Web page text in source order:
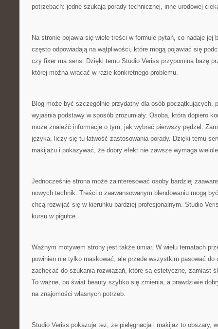
potrzebach: jedne szukają porady technicznej, inne urodowej
Na stronie pojawia się wiele treści w formule pytań, co nadaje jej
często odpowiadają na wątpliwości, które mogą pojawiać się
czy fixer ma sens. Dzięki temu Studio Veriss przypomina bazę
której można wracać w razie konkretnego problemu.
Blog może być szczególnie przydatny dla osób początkujących,
wyjaśnia podstawy w sposób zrozumiały. Osoba, która dopiero
może znaleźć informacje o tym, jak wybrać pierwszy pędzel.
języka, liczy się tu łatwość zastosowania porady. Dzięki temu
makijażu i pokazywać, że dobry efekt nie zawsze wymaga
Jednocześnie strona może zainteresować osoby bardziej
nowych technik. Treści o zaawansowanym blendowaniu mogą
chcą rozwijać się w kierunku bardziej profesjonalnym. Studio
kursu w pigułce.
Ważnym motywem strony jest także umiar. W wielu tematach
powinien nie tylko maskować, ale przede wszystkim pasować do
zachęcać do szukania rozwiązań, które są estetyczne, zamiast
To ważne, bo świat beauty szybko się zmienia, a prawdziwie
na znajomości własnych potrzeb.
Studio Veriss pokazuje też, że pielęgnacja i makijaż to obszary,